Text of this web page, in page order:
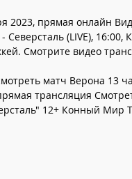
2023, прямая онлайн
Северсталь (LIVE), 16:00,
Смотрите видео
матч Верона 13
трансляция
12+ Конный Мир